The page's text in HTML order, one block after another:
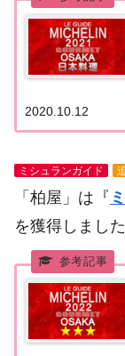
2020.10.12
ミシュランガイド
「柏屋」は『
を獲得しました